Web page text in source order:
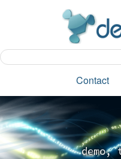
Contact
demo,